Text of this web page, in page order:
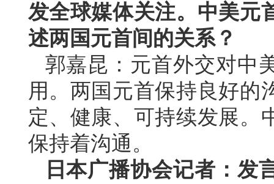
发全球媒体关注。中美元
述两国元首间的关系？
郭嘉昆：元首外交对中
用。两国元首保持良好的
定、健康、可持续发展。
保持着沟通。
日本广播协会记者：发